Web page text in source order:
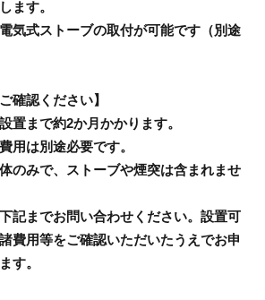
ます。
気式ストーブの取付が可能です（別途
確認ください】
置まで約2か月かかります。
用は別途必要です。
のみで、ストーブや煙突は含まれませ
記までお問い合わせください。設置可
費用等をご確認いただいたうえでお申
す。